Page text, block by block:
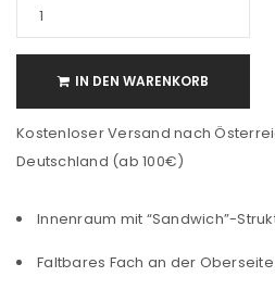
IN DEN WARENKORB
Kostenloser Versand nach
Deutschland (ab 100€)
Innenraum mit “Sandwich”-
Faltbares Fach an der Oberseite